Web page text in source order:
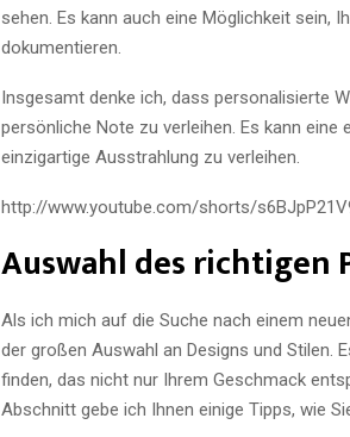
sehen. Es kann auch eine Möglichkeit sein,
dokumentieren.
Insgesamt denke ich, dass personalisierte
persönliche Note zu verleihen. Es kann
einzigartige Ausstrahlung zu verleihen.
http://www.youtube.com/shorts/
Auswahl des richtigen
Als ich mich auf die Suche nach einem
der großen Auswahl an Designs und Stilen.
finden, das nicht nur Ihrem Geschmack
Abschnitt gebe ich Ihnen einige Tipps, wie